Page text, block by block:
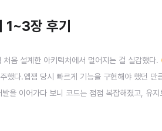
장 후기
음 설계한 아키텍처에서 멀어지는 걸 실감했
다.앱잼 당시 빠르게 기능을 구현해야 했던 만
을 이어가다 보니 코드는 점점 복잡해졌고, 유지